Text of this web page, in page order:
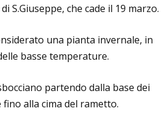
S.Giuseppe, che cade il 19 marzo.
una pianta invernale, in
basse temperature.
partendo dalla base dei
alla cima del rametto.